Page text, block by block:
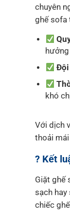
chuyên
ghế sofa
Đội
khó
Với dịch
thoải
? Kết
Giặt ghế
sạch hay
chiếc